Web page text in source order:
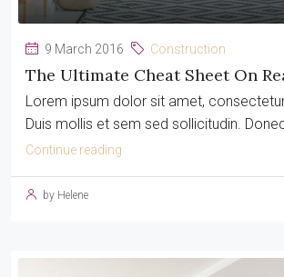
9 March 2016 Construction
The Ultimate Cheat Sheet On
Lorem ipsum dolor sit amet,
Duis mollis et sem sed sollicitudin.
Continue reading
by Helene